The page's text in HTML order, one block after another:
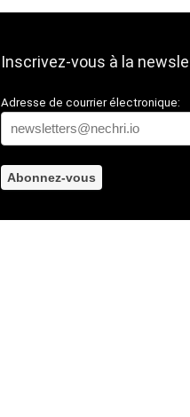
Inscrivez-vous à la
Adresse de courrier électronique: